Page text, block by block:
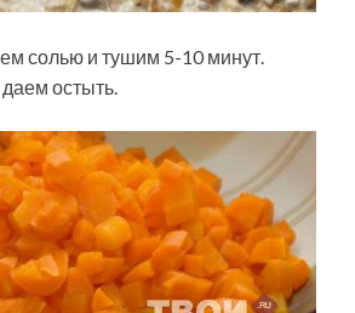
солью и тушим 5-10 минут.
остыть.